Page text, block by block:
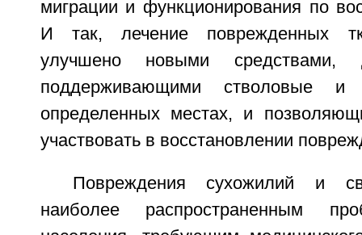
миграции и функционирования по
И так, лечение поврежденных
улучшено новыми средствами,
поддерживающими стволовые
определенных местах, и
участвовать в восстановлении
Повреждения сухожилий и
наиболее распространенным